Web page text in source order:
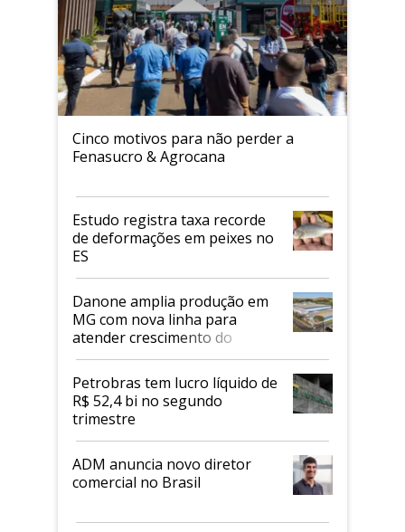
Cinco motivos para não perder a
Fenasucro & Agrocana
Estudo registra taxa recorde
de deformações em peixes no
ES
Danone amplia produção em
MG com nova linha para
atender crescimento do
mercado de alimentos
proteicos
Petrobras tem lucro líquido de
R$ 52,4 bi no segundo
trimestre
ADM anuncia novo diretor
comercial no Brasil